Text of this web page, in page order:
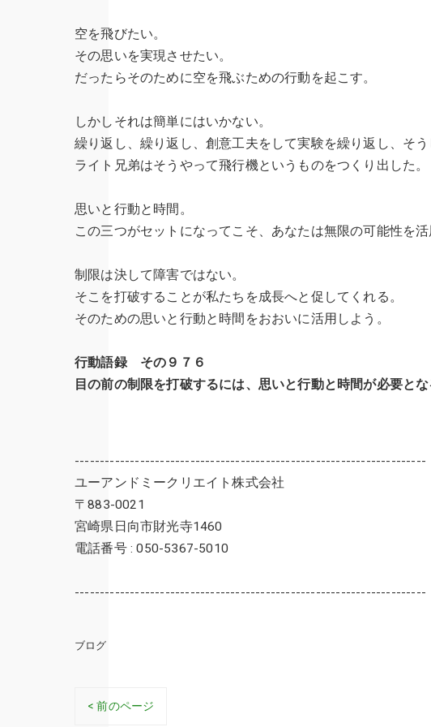
空を飛びたい。
その思いを実現させたい。
だったらそのために空を飛ぶための行動を起こす。
しかしそれは簡単にはいかない。
繰り返し、繰り返し、創意工夫をして実験を繰り返し、そ
ライト兄弟はそうやって飛行機というものをつくり出した。
思いと行動と時間。
この三つがセットになってこそ、あなたは無限の可能性を活
制限は決して障害ではない。
そこを打破することが私たちを成長へと促してくれる。
そのための思いと行動と時間をおおいに活用しよう。
行動語録 その９７６
目の前の制限を打破するには、思いと行動と時間が必要とな
----------------------------------------------------------------------
ユーアンドミークリエイト株式会社
〒883-0021
宮崎県日向市財光寺1460
電話番号 : 050-5367-5010
----------------------------------------------------------------------
ブログ
< 前のページ